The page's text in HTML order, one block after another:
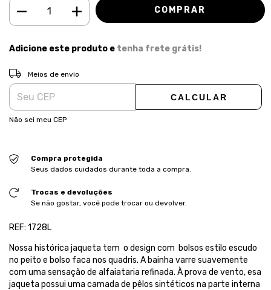
Adicione este produto e tenha frete grátis!
Entregas para o CEP:
Meios de envio
CALCULAR
Não sei meu CEP
Compra protegida
Seus dados cuidados durante toda a compra.
Trocas e devoluções
Se não gostar, você pode trocar ou devolver.
REF: 1728L
Nossa histórica jaqueta tem o design com bolsos estilo escudo
no peito e bolso faca nos quadris. A bainha varre suavemente
com uma sensação de alfaiataria refinada. À prova de vento, esa
jaqueta possui uma camada de pêlos sintéticos na parte interna